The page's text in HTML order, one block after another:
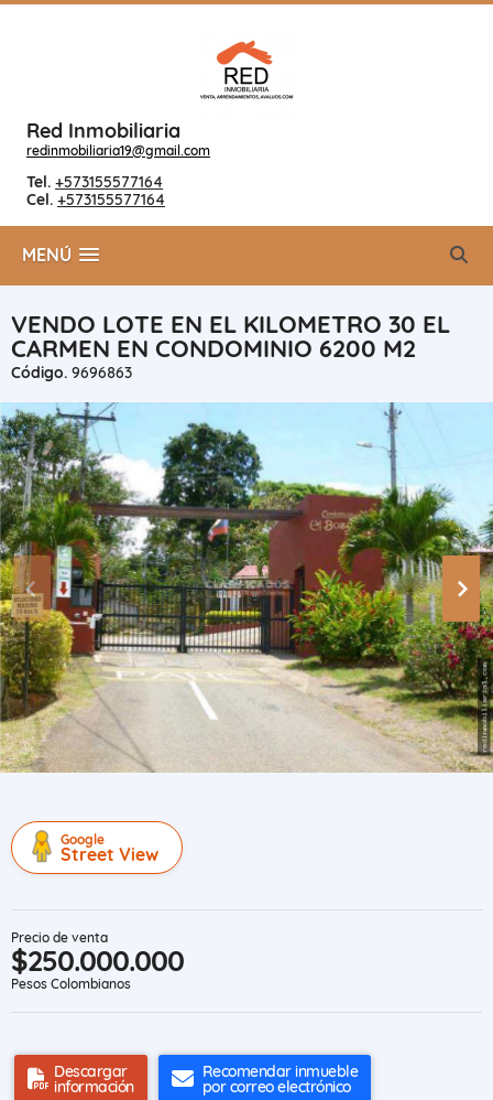
Red Inmobiliaria
redinmobiliaria19@gmail.com
Tel. +573155577164
Cel. +573155577164
MENÚ
VENDO LOTE EN EL KILOMETRO 30 EL
CARMEN EN CONDOMINIO 6200 M2
Código. 9696863
Google
Street View
Precio de venta
$250.000.000
Pesos Colombianos
Descargar
información
Recomendar inmueble
por correo electrónico